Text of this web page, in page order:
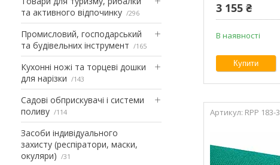
та активного відпочинку
296
Промисловий, господарський
та будівельних інструмент
165
Кухонні ножі та торцеві дошки
для нарізки
143
Садові обприскувачі і системи
поливу
114
Засоби індивідуального
захисту (респіратори, маски,
окуляри)
31
3 155 ₴
В наявності
Купити
RPP 183-3